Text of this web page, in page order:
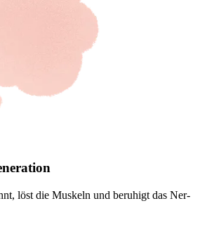
löst die Mus­keln und beruhigt das Ner­